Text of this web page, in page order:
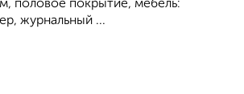
половое покрытие, мебель:
журнальный ...